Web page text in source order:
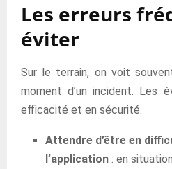
Les erreurs
éviter
Sur le terrain, on voit
moment d’un incident. Les
efficacité et en sécurité.
Attendre d’être en
l’application : en